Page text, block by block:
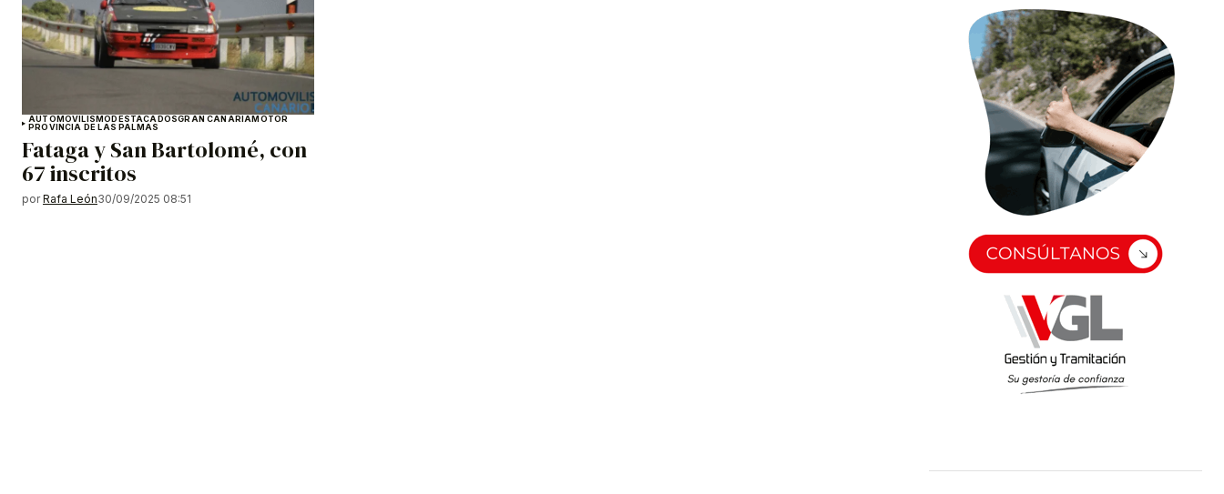
AUTOMOVILISMODESTACADOSGRAN CANARIAMOTOR
PROVINCIA DE LAS PALMAS
Fataga y San Bartolomé, con
67 inscritos
por Rafa León30/09/2025 08:51